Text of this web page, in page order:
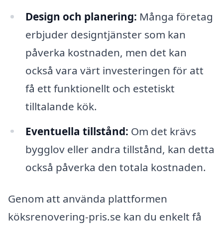
Design och planering: Många företag
erbjuder designtjänster som kan
påverka kostnaden, men det kan
också vara värt investeringen för att
få ett funktionellt och estetiskt
tilltalande kök.
Eventuella tillstånd: Om det krävs
bygglov eller andra tillstånd, kan detta
också påverka den totala kostnaden.
Genom att använda plattformen
köksrenovering-pris.se kan du enkelt få